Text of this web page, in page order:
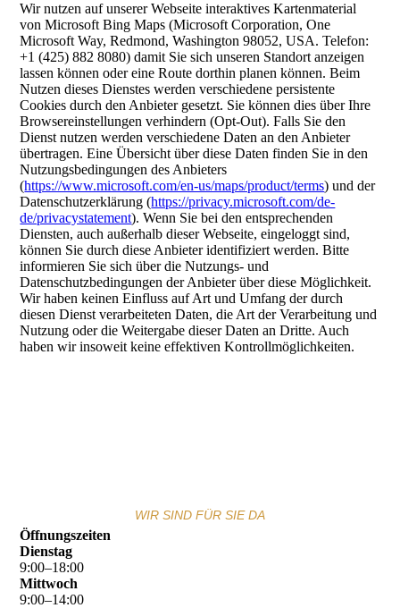
Wir nutzen auf unserer Webseite interaktives Kartenmaterial
von Microsoft Bing Maps (Microsoft Corporation, One
Microsoft Way, Redmond, Washington 98052, USA. Telefon:
+1 (425) 882 8080) damit Sie sich unseren Standort anzeigen
lassen können oder eine Route dorthin planen können. Beim
Nutzen dieses Dienstes werden verschiedene persistente
Cookies durch den Anbieter gesetzt. Sie können dies über Ihre
Browsereinstellungen verhindern (Opt-Out). Falls Sie den
Dienst nutzen werden verschiedene Daten an den Anbieter
übertragen. Eine Übersicht über diese Daten finden Sie in den
Nutzungsbedingungen des Anbieters
(https://www.microsoft.com/en-us/maps/product/terms) und der
Datenschutzerklärung (https://privacy.microsoft.com/de-
de/privacystatement). Wenn Sie bei den entsprechenden
Diensten, auch außerhalb dieser Webseite, eingeloggt sind,
können Sie durch diese Anbieter identifiziert werden. Bitte
informieren Sie sich über die Nutzungs- und
Datenschutzbedingungen der Anbieter über diese Möglichkeit.
Wir haben keinen Einfluss auf Art und Umfang der durch
diesen Dienst verarbeiteten Daten, die Art der Verarbeitung und
Nutzung oder die Weitergabe dieser Daten an Dritte. Auch
haben wir insoweit keine effektiven Kontrollmöglichkeiten.
WIR SIND FÜR SIE DA
Öffnungszeiten
Dienstag
9:00–18:00
Mittwoch
9:00–14:00